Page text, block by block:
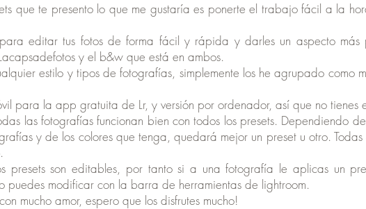
que te presento lo que me gustaría es ponerte el trabajo fácil a la
editar tus fotos de forma fácil y rápida y darles un aspecto más
y el b&w que está en ambos.
estilo y tipos de fotografías, simplemente los he agrupado
para la app gratuita de Lr, y versión por ordenador, así que no tienes
las fotografías funcionan bien con todos los presets. Dependiendo
y de los colores que tenga, quedará mejor un preset u otro. Todas
presets son editables, por tanto si a una fotografía le aplicas un
puedes modificar con la barra de herramientas de lightroom.
mucho amor, espero que los disfrutes mucho!